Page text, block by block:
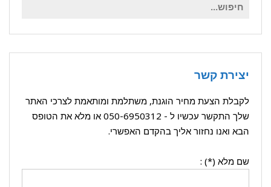
יצירת קשר
לקבלת הצעת מחיר הוגנת, משתלמת ומותאמת לצרכי האתר
שלך התקשר עכשיו ל - 050-6950312 או מלא את הטופס
הבא ואנו נחזור אליך בהקדם האפשרי.
שם מלא (*) :